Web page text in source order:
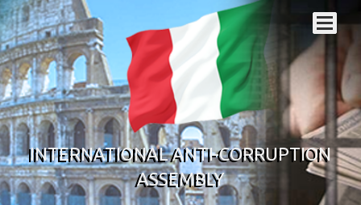
INTERNATIONAL ANTI-CORRUPTION
ASSEMBLY